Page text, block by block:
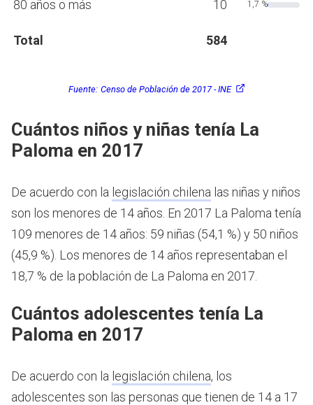
80 años o más 10 1,7 %
Total 584
Fuente: Censo de Población de 2017 - INE
Cuántos niños y niñas tenía La
Paloma en 2017
De acuerdo con la legislación chilena las niñas y niños
son los menores de 14 años. En 2017 La Paloma tenía
109 menores de 14 años: 59 niñas (54,1 %) y 50 niños
(45,9 %). Los menores de 14 años representaban el
18,7 % de la población de La Paloma en 2017.
Cuántos adolescentes tenía La
Paloma en 2017
De acuerdo con la legislación chilena, los
adolescentes son las personas que tienen de 14 a 17